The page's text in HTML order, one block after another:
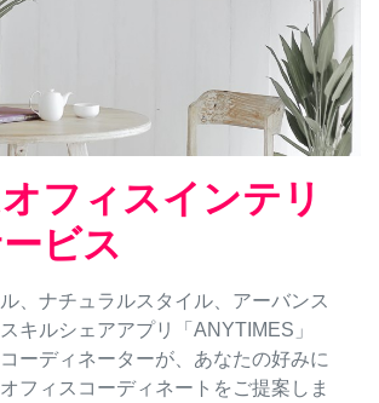
フィスインテリ
ビス
、ナチュラルスタイル、アーバンス
キルシェアアプリ「ANYTIMES」
ーディネーターが、あなたの好みに
フィスコーディネートをご提案しま